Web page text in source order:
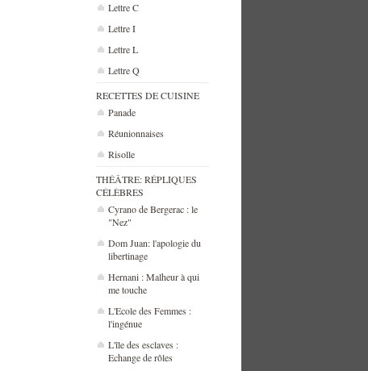
Lettre C
Lettre I
Lettre L
Lettre Q
RECETTES DE CUISINE
Panade
Réunionnaises
Risolle
THÉÂTRE: RÉPLIQUES
CÉLÈBRES
Cyrano de Bergerac : le
"Nez"
Dom Juan: l'apologie du
libertinage
Hernani : Malheur à qui
me touche
L'Ecole des Femmes :
l'ingénue
L'île des esclaves :
Echange de rôles